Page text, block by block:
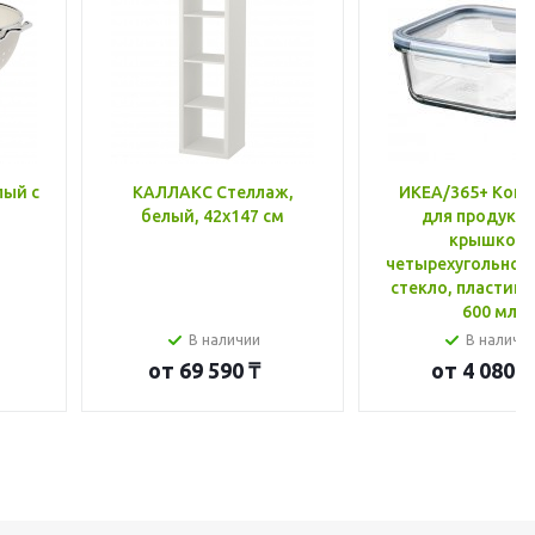
с
КАЛЛАКС Стеллаж,
белый, 42x147 см
В наличии
от 69 590 ₸
ИКЕА/365+
для
крышкой,
стекло, пластик
600 мл
В
от 4 080 ₸